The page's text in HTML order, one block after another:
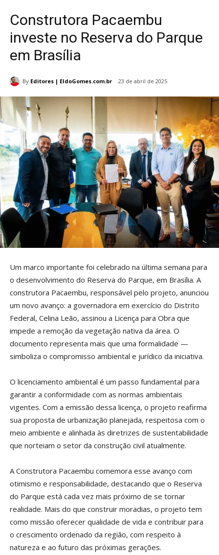
Construtora Pacaembu
investe no Reserva do Parque
em Brasília
By Editores | EldoGomes.com.br 23 de abril de 2025
Um marco importante foi celebrado na última semana para
o desenvolvimento do Reserva do Parque, em Brasília. A
construtora Pacaembu, responsável pelo projeto, anunciou
um novo avanço: a governadora em exercício do Distrito
Federal, Celina Leão, assinou a Licença para Obra que
impede a remoção da vegetação nativa da área. O
documento representa mais que uma formalidade —
simboliza o compromisso ambiental e jurídico da iniciativa.
O licenciamento ambiental é um passo fundamental para
garantir a conformidade com as normas ambientais
vigentes. Com a emissão dessa licença, o projeto reafirma
sua proposta de urbanização planejada, respeitosa com o
meio ambiente e alinhada às diretrizes de sustentabilidade
que norteiam o setor da construção civil atualmente.
A Construtora Pacaembu comemora esse avanço com
otimismo e responsabilidade, destacando que o Reserva
do Parque está cada vez mais próximo de se tornar
realidade. Mais do que construir moradias, o projeto tem
como missão oferecer qualidade de vida e contribuir para
o crescimento ordenado da região, com respeito à
natureza e ao futuro das próximas gerações.